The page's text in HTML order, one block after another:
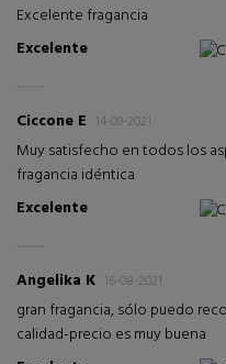
Excelente fragancia
Excelente
Ciccone E 14-09-2021
Muy satisfecho en todos los
fragancia idéntica
Excelente
Angelika K 16-08-2021
gran fragancia, sólo puedo
calidad-precio es muy buena